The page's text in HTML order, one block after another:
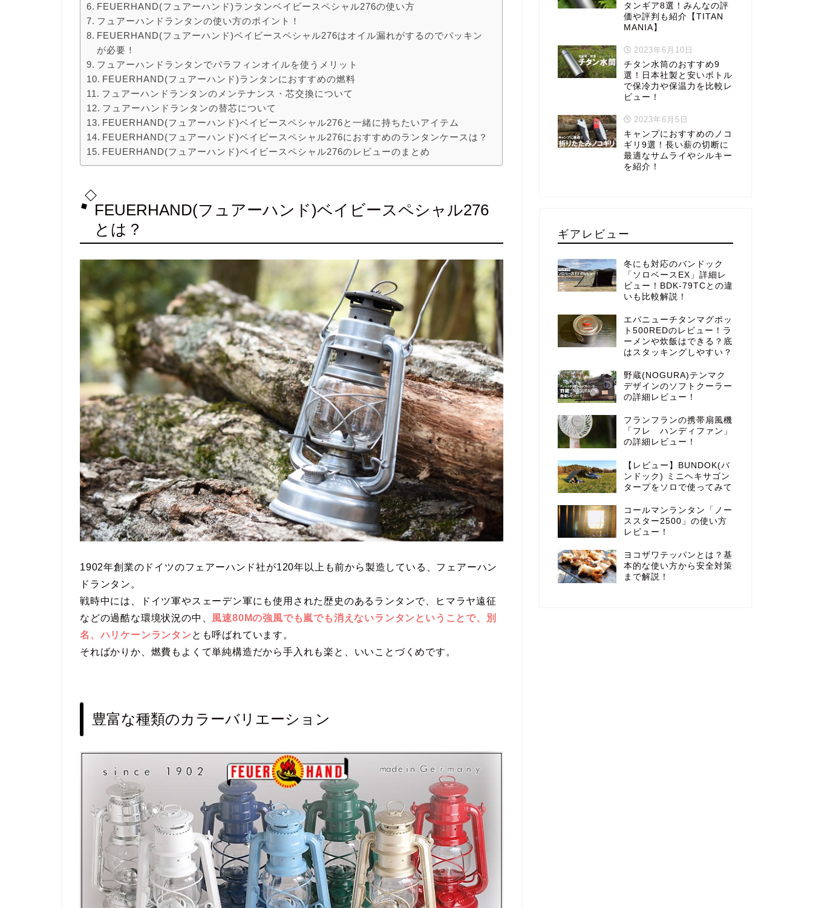
FEUERHAND(フュアーハンド)ランタンベイビースペシャル276の使い方
フュアーハンドランタンの使い方のポイント！
FEUERHAND(フュアーハンド)ベイビースペシャル276はオイル漏れがするのでパッキン
が必要！
フュアーハンドランタンでパラフィンオイルを使うメリット
FEUERHAND(フュアーハンド)ランタンにおすすめの燃料
フュアーハンドランタンのメンテナンス・芯交換について
フュアーハンドランタンの替芯について
FEUERHAND(フュアーハンド)ベイビースペシャル276と一緒に持ちたいアイテム
FEUERHAND(フュアーハンド)ベイビースペシャル276におすすめのランタンケースは？
FEUERHAND(フュアーハンド)ベイビースペシャル276のレビューのまとめ
FEUERHAND(フュアーハンド)ベイビースペシャル276
とは？
1902年創業のドイツのフェアーハンド社が120年以上も前から製造している、フェアーハン
ドランタン。
戦時中には、ドイツ軍やスェーデン軍にも使用された歴史のあるランタンで、ヒマラヤ遠征
などの過酷な環境状況の中、 風速80Mの強風でも嵐でも消えないランタンということで、別
名、ハリケーンランタン とも呼ばれています。
そればかりか、燃費もよくて単純構造だから手入れも楽と、いいことづくめです。
豊富な種類のカラーバリエーション
タンギア8選！みんなの評
価や評判も紹介【TITAN
MANIA】
2023年6月10日
チタン水筒のおすすめ9
選！日本社製と安いボトル
で保冷力や保温力を比較レ
ビュー！
2023年6月5日
キャンプにおすすめのノコ
ギリ9選！長い薪の切断に
最適なサムライやシルキー
を紹介！
ギアレビュー
冬にも対応のバンドック
「ソロベースEX」詳細レ
ビュー！BDK-79TCとの違
いも比較解説！
エバニューチタンマグポッ
ト500REDのレビュー！ラ
ーメンや炊飯はできる？底
はスタッキングしやすい？
野蔵(NOGURA)テンマク
デザインのソフトクーラー
の詳細レビュー！
フランフランの携帯扇風機
「フレ ハンディファン」
の詳細レビュー！
【レビュー】BUNDOK(バ
ンドック) ミニヘキサゴン
タープをソロで使ってみて
コールマンランタン「ノー
ススター2500」の使い方
レビュー！
ヨコザワテッパンとは？基
本的な使い方から安全対策
まで解説！